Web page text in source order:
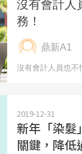
2019-12-31
新年「染髮
關鍵，降低